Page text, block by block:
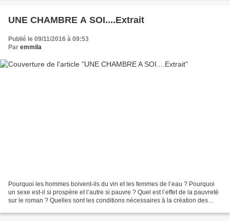
UNE CHAMBRE A SOI....Extrait
Publié le 09/11/2016 à 09:53
Par emmila
Pourquoi les hommes boivent-ils du vin et les femmes de l’eau ? Pourquoi
un sexe est-il si prospère et l’autre si pauvre ? Quel est l’effet de la pauvreté
sur le roman ? Quelles sont les conditions nécessaires à la création des